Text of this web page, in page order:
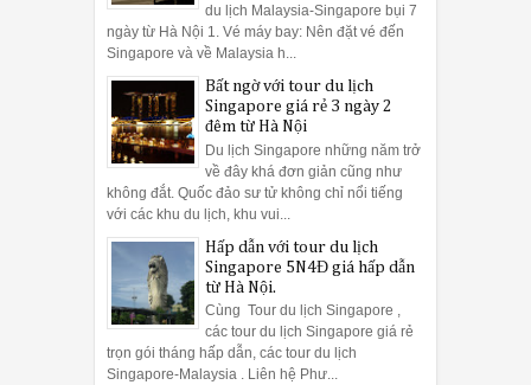
du lịch Malaysia-Singapore bụi 7
ngày từ Hà Nội 1. Vé máy bay: Nên đặt vé đến
Singapore và về Malaysia h...
Bất ngờ với tour du lịch
Singapore giá rẻ 3 ngày 2
đêm từ Hà Nội
Du lịch Singapore những năm trở
về đây khá đơn giản cũng như
không đắt. Quốc đảo sư tử không chỉ nổi tiếng
với các khu du lịch, khu vui...
Hấp dẫn với tour du lịch
Singapore 5N4Đ giá hấp dẫn
từ Hà Nội.
Cùng Tour du lịch Singapore ,
các tour du lịch Singapore giá rẻ
trọn gói tháng hấp dẫn, các tour du lịch
Singapore-Malaysia . Liên hệ Phư...